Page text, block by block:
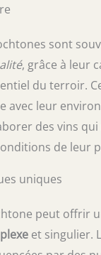
sont
, grâce à leur
du terroir.
avec leur
des vins
de leur
uniques
peut offrir
et singulier.